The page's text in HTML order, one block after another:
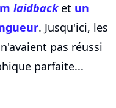
laidbacket un
. Jusqu'ici, les
pas réussi
parfaite...